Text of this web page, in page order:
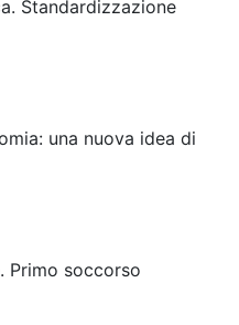
Standardizzazione
una nuova idea di
Primo soccorso